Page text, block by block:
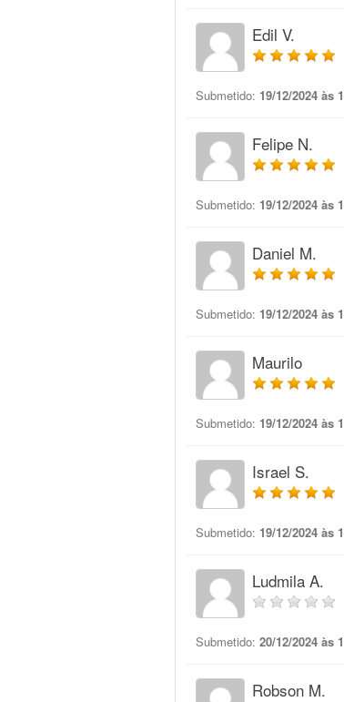
Edil V.
Submetido: 19/12/2024 às
Felipe N.
Submetido: 19/12/2024 às
Daniel M.
Submetido: 19/12/2024 às
Maurilo
Submetido: 19/12/2024 às
Israel S.
Submetido: 19/12/2024 às
Ludmila A.
Submetido: 20/12/2024 às
Robson M.